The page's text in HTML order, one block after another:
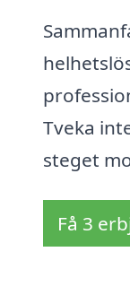
Tveka
steget
Få 3